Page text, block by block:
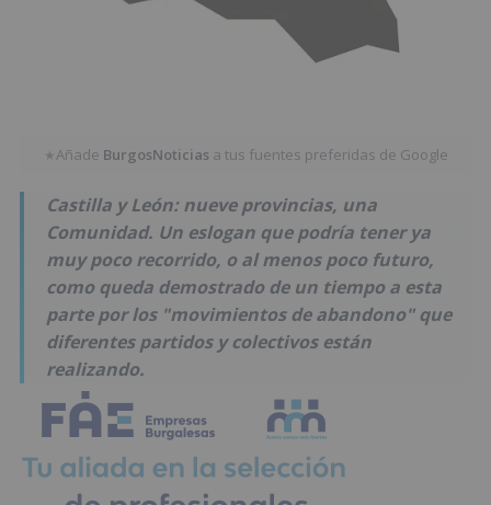
★Añade BurgosNoticias a tus fuentes preferidas de Google
Castilla y León: nueve provincias, una
Comunidad. Un eslogan que podría tener ya
muy poco recorrido, o al menos poco futuro,
como queda demostrado de un tiempo a esta
parte por los "movimientos de abandono" que
diferentes partidos y colectivos están
realizando.